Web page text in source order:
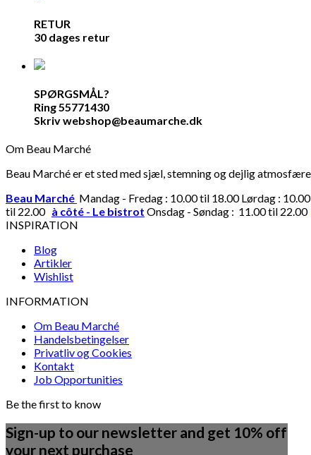
RETUR
30 dages retur
SPØRGSMÅL?
Ring 55771430
Skriv webshop@beaumarche.dk
Om Beau Marché
Beau Marché er et sted med sjæl, stemning og dejlig
Beau Marché Mandag - Fredag : 10.00 til 18.00 Lørdag :
til 22.00 à côté - Le bistrot Onsdag - Søndag : 11.00 til 22.00
INSPIRATION
Blog
Artikler
Wishlist
INFORMATION
Om Beau Marché
Handelsbetingelser
Privatliv og Cookies
Kontakt
Job Opportunities
Be the first to know
Sign-up to our newsletter and get 10% off
your next purchase